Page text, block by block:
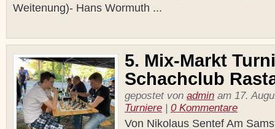
Weitenung)- Hans Wormuth ...
5. Mix-Markt
Schachclub
gepostet von admin am 17.
Turniere
0 Kommentare
Von Nikolaus Sentef Am